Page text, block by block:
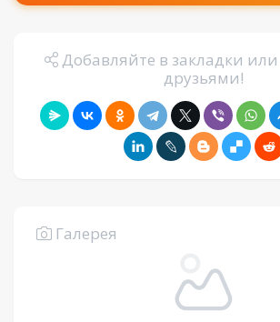
Добавляйте в закладки или
друзьями!
Галерея